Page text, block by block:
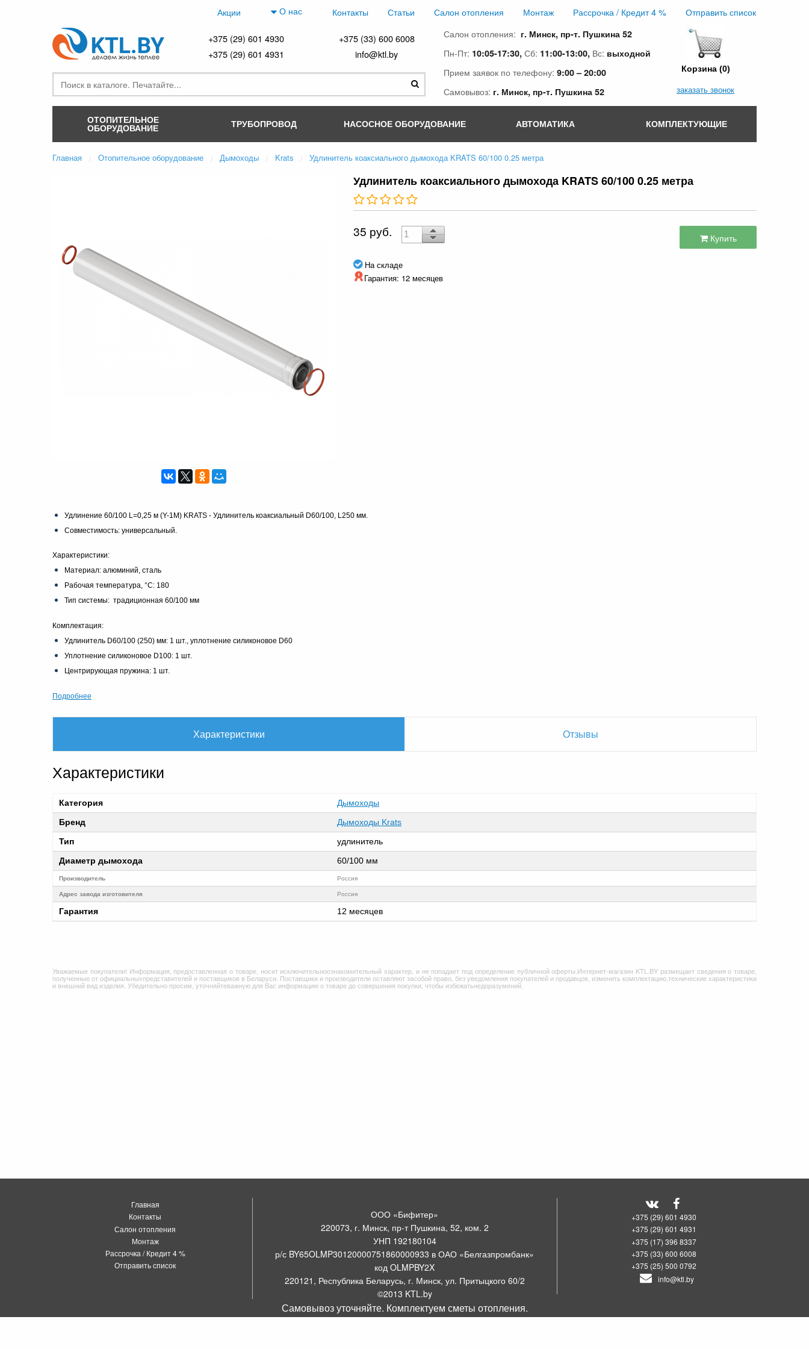
Акции О нас Контакты Статьи Салон отопления Монтаж Рассрочка / Кредит 4 % Отправить список
+375 (29) 601 4930
+375 (33) 600 6008
+375 (29) 601 4931
info@ktl.by
Салон отопления: г. Минск, пр-т. Пушкина 52
Пн-Пт: 10:05-17:30, Сб: 11:00-13:00, Вс: выходной
Прием заявок по телефону: 9:00 – 20:00
Самовывоз: г. Минск, пр-т. Пушкина 52
Корзина (0)
заказать звонок
ОТОПИТЕЛЬНОЕ
ОБОРУДОВАНИЕ ТРУБОПРОВОД НАСОСНОЕ ОБОРУДОВАНИЕ АВТОМАТИКА КОМПЛЕКТУЮЩИЕ
Главная Отопительное оборудование Дымоходы Krats Удлинитель коаксиального дымохода KRATS 60/100 0.25 метра
Удлинитель коаксиального дымохода KRATS 60/100 0.25 метра
35 руб. Купить
На складе
Гарантия: 12 месяцев
Удлинение 60/100 L=0,25 м (Y-1M) KRATS - Удлинитель коаксиальный D60/100, L250 мм.
Совместимость: универсальный.
Характеристики:
Материал: алюминий, сталь
Рабочая температура, °C: 180
Тип системы: традиционная 60/100 мм
Комплектация:
Удлинитель D60/100 (250) мм: 1 шт., уплотнение силиконовое D60
Уплотнение силиконовое D100: 1 шт.
Центрирующая пружина: 1 шт.
Подробнее
Характеристики Отзывы
Характеристики
Категория
Дымоходы
Бренд
Дымоходы Krats
Тип
удлинитель
Диаметр дымохода
60/100 мм
Производитель Россия
Адрес завода изготовителя Россия
Гарантия 12 месяцев
Уважаемые покупатели! Информация, предоставленная о товаре, носит исключительноознакомительный характер, и не попадает под определение публичной оферты.Интернет-магазин KTL.BY размещает сведения о товаре,
полученные от официальныхпредставителей и поставщиков в Беларуси. Поставщики и производители оставляют засобой право, без уведомления покупателей и продавцов, изменить комплектацию,технические характеристики
и внешний вид изделия. Убедительно просим, уточняйтеважную для Вас информацию о товаре до совершения покупки, чтобы избежатьнедоразумений.
Главная
Контакты
Салон отопления
Монтаж
Рассрочка / Кредит 4 %
Отправить список
ООО «Бифитер»
220073, г. Минск, пр-т Пушкина, 52, ком. 2
УНП 192180104
р/с BY65OLMP30120000751860000933 в ОАО «Белгазпромбанк»
код OLMPBY2X
220121, Республика Беларусь, г. Минск, ул. Притыцкого 60/2
©2013 KTL.by
Пн-Пт:10:05-17:30Сб:11:00-13:00
+375 (29) 601 4930
+375 (29) 601 4931
+375 (17) 396 8337
+375 (33) 600 6008
+375 (25) 500 0792
info@ktl.by
Самовывоз уточняйте. Комплектуем сметы отопления.